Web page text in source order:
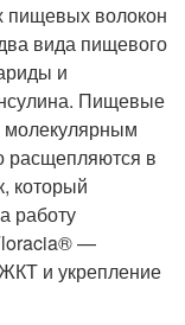
пищевых волокон
вида пищевого
и
Пищевые
молекулярным
расщепляются в
который
работу
—
и укрепление